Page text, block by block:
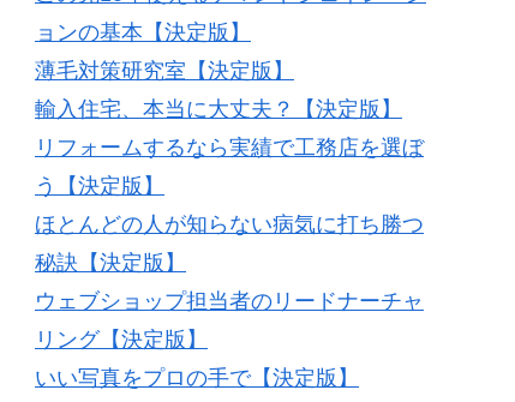
ョンの基本【決定版】
薄毛対策研究室【決定版】
輸入住宅、本当に大丈夫？【決定版】
リフォームするなら実績で工務店を選ぼ
う【決定版】
ほとんどの人が知らない病気に打ち勝つ
秘訣【決定版】
ウェブショップ担当者のリードナーチャ
リング【決定版】
いい写真をプロの手で【決定版】